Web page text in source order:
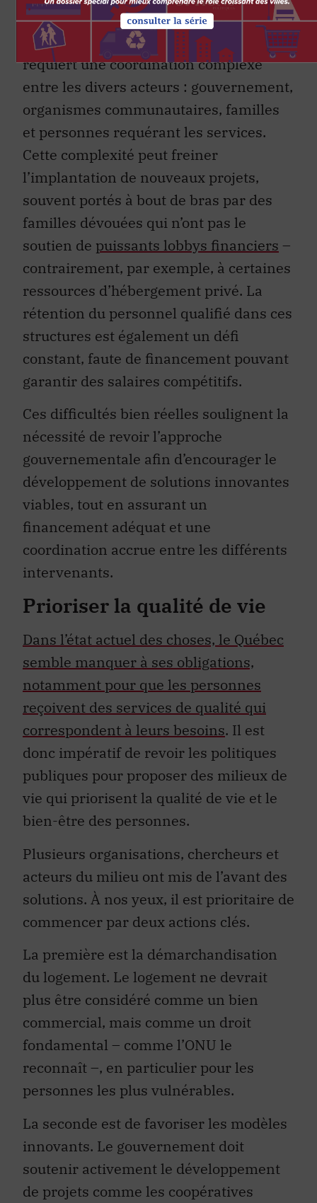
Par ailleurs, sur le plan organisationnel,
la mise en place de nouveaux modèles
requiert une coordination complexe
entre les divers acteurs : gouvernement,
organismes communautaires, familles
et personnes requérant les services.
Cette complexité peut freiner
l’implantation de nouveaux projets,
souvent portés à bout de bras par des
familles dévouées qui n’ont pas le
soutien de puissants lobbys financiers –
contrairement, par exemple, à certaines
ressources d’hébergement privé. La
rétention du personnel qualifié dans ces
structures est également un défi
constant, faute de financement pouvant
garantir des salaires compétitifs.
Ces difficultés bien réelles soulignent la
nécessité de revoir l’approche
gouvernementale afin d’encourager le
développement de solutions innovantes
viables, tout en assurant un
financement adéquat et une
coordination accrue entre les différents
intervenants.
Prioriser la qualité de vie
Dans l’état actuel des choses, le Québec
semble manquer à ses obligations,
notamment pour que les personnes
reçoivent des services de qualité qui
correspondent à leurs besoins. Il est
donc impératif de revoir les politiques
publiques pour proposer des milieux de
vie qui priorisent la qualité de vie et le
bien-être des personnes.
Plusieurs organisations, chercheurs et
acteurs du milieu ont mis de l’avant des
solutions. À nos yeux, il est prioritaire de
commencer par deux actions clés.
La première est la démarchandisation
du logement. Le logement ne devrait
plus être considéré comme un bien
commercial, mais comme un droit
fondamental – comme l’ONU le
reconnaît –, en particulier pour les
personnes les plus vulnérables.
La seconde est de favoriser les modèles
innovants. Le gouvernement doit
soutenir activement le développement
de projets comme les coopératives